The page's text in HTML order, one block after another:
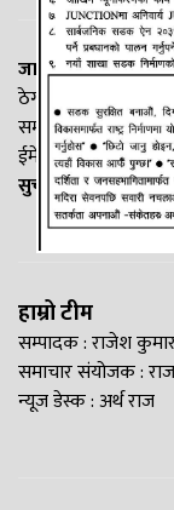
जानकी न्यूज नेटवर्क
ठेगाना: लक्ष्मीनियाँ -
सम्पर्क नं. : +977-
ईमेल:
सुचना विभाग दर्ता
हाम्रो टीम
सम्पादक : राजेश
समाचार संयोजक :
न्यूज डेस्क : अर्थ राज